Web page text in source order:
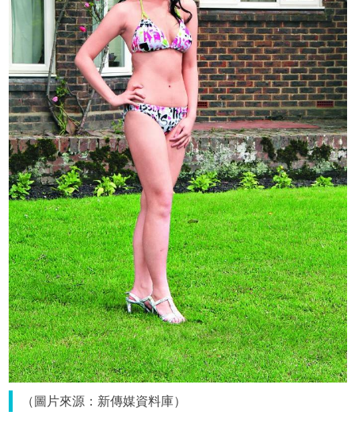
（圖片來源：新傳媒資料庫）